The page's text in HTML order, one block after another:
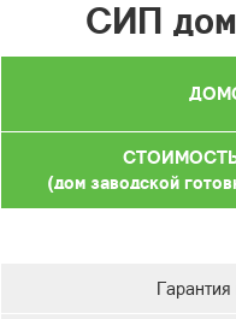
СИП
(дом заводской